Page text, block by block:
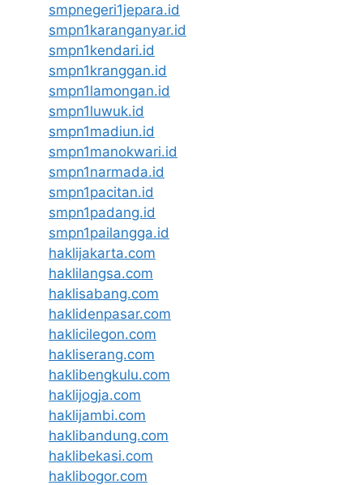
smpnegeri1jepara.id
smpn1karanganyar.id
smpn1kendari.id
smpn1kranggan.id
smpn1lamongan.id
smpn1luwuk.id
smpn1madiun.id
smpn1manokwari.id
smpn1narmada.id
smpn1pacitan.id
smpn1padang.id
smpn1pailangga.id
haklijakarta.com
haklilangsa.com
haklisabang.com
haklidenpasar.com
haklicilegon.com
hakliserang.com
haklibengkulu.com
haklijogja.com
haklijambi.com
haklibandung.com
haklibekasi.com
haklibogor.com